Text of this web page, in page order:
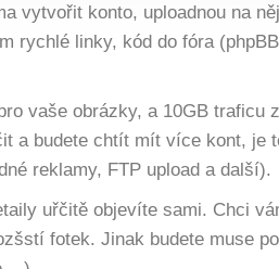
vytvořit konto, uploadnou na
rychlé linky, kód do fóra
vaše obrázky, a 10GB traficu
a budete chtít mít více kont, je
reklamy, FTP upload a další).
uřčitě objevíte sami. Chci
fotek. Jinak budete muse